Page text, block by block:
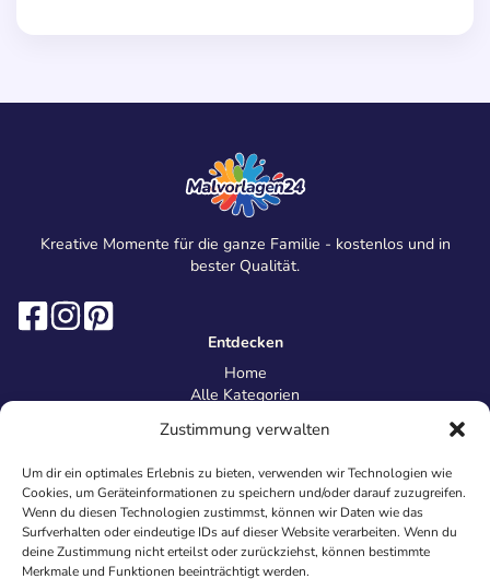
Zustimmung verwalten
Um dir ein optimales Erlebnis zu bieten, verwenden wir Technologien wie
Cookies, um Geräteinformationen zu speichern und/oder darauf zuzugreifen.
Wenn du diesen Technologien zustimmst, können wir Daten wie das
Surfverhalten oder eindeutige IDs auf dieser Website verarbeiten. Wenn du
deine Zustimmung nicht erteilst oder zurückziehst, können bestimmte
Merkmale und Funktionen beeinträchtigt werden.
Kreative Momente für die ganze Familie - kostenlos und in
bester Qualität.
Entdecken
Home
Alle Kategorien
Information
Über uns
Kontakt
Inhaltsrichtlinien
Recht & Datenschutz
Impressum